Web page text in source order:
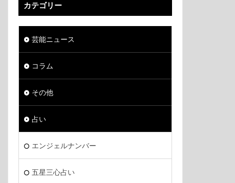
カテゴリー
芸能ニュース
コラム
その他
占い
エンジェルナンバー
五星三心占い